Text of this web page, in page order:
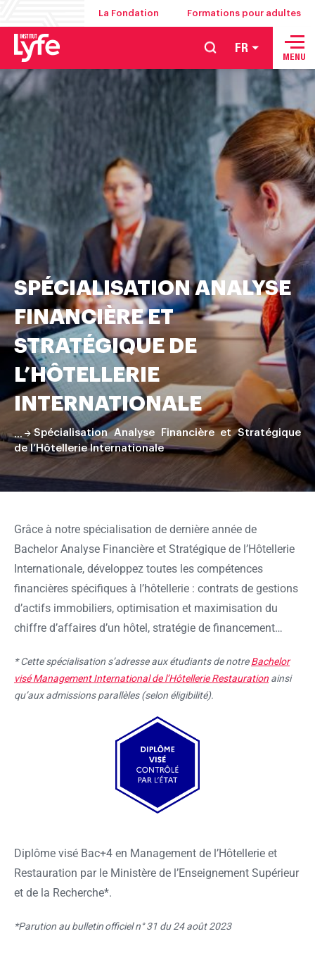
La Fondation Formations pour adultes
École
de
management
de
l’hôtellerie,
des
et
de
la
pâtisserie
FR
MENU
SPÉCIALISATION ANALYSE
FINANCIÈRE ET
STRATÉGIQUE DE
L’HÔTELLERIE
INTERNATIONALE
Spécialisation Analyse Financière et Stratégique
de l’Hôtellerie Internationale
Faire
défiler
page
Grâce à notre spécialisation de dernière année de
Bachelor Analyse Financière et Stratégique de l’Hôtellerie
Internationale, développez toutes les compétences
financières spécifiques à l’hôtellerie : contrats de gestions
d’actifs immobiliers, optimisation et maximisation du
chiffre d’affaires d’un hôtel, stratégie de financement…
* Cette spécialisation s’adresse aux étudiants de notreBachelor
visé Management International de l’Hôtellerie Restauration ainsi
qu’aux admissions parallèles (selon éligibilité).
Diplôme visé Bac+4 en Management de l’Hôtellerie et
Restauration par le Ministère de l’Enseignement Supérieur
et de la Recherche*.
*Parution au bulletin officiel n° 31 du 24 août 2023